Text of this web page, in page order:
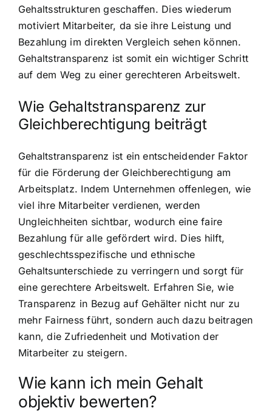
Gehaltsstrukturen geschaffen. Dies wiederum
motiviert Mitarbeiter, da sie ihre Leistung und
Bezahlung im direkten Vergleich sehen können.
Gehaltstransparenz ist somit ein wichtiger Schritt
auf dem Weg zu einer gerechteren Arbeitswelt.
Wie Gehaltstransparenz zur
Gleichberechtigung beiträgt
Gehaltstransparenz ist ein entscheidender Faktor
für die Förderung der Gleichberechtigung am
Arbeitsplatz. Indem Unternehmen offenlegen, wie
viel ihre Mitarbeiter verdienen, werden
Ungleichheiten sichtbar, wodurch eine faire
Bezahlung für alle gefördert wird. Dies hilft,
geschlechtsspezifische und ethnische
Gehaltsunterschiede zu verringern und sorgt für
eine gerechtere Arbeitswelt. Erfahren Sie, wie
Transparenz in Bezug auf Gehälter nicht nur zu
mehr Fairness führt, sondern auch dazu beitragen
kann, die Zufriedenheit und Motivation der
Mitarbeiter zu steigern.
Wie kann ich mein Gehalt
objektiv bewerten?